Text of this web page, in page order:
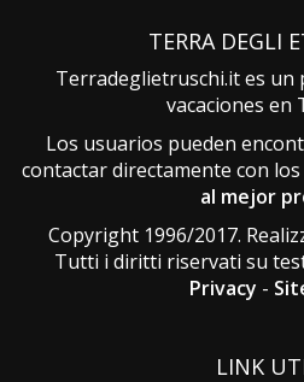
TERRA DEGLI
Terradeglietruschi.it es un
vacaciones en
Los usuarios pueden
contactar directamente con
al mejor
Copyright 1996/2017.
Tutti i diritti riservati su
Privacy -
LINK